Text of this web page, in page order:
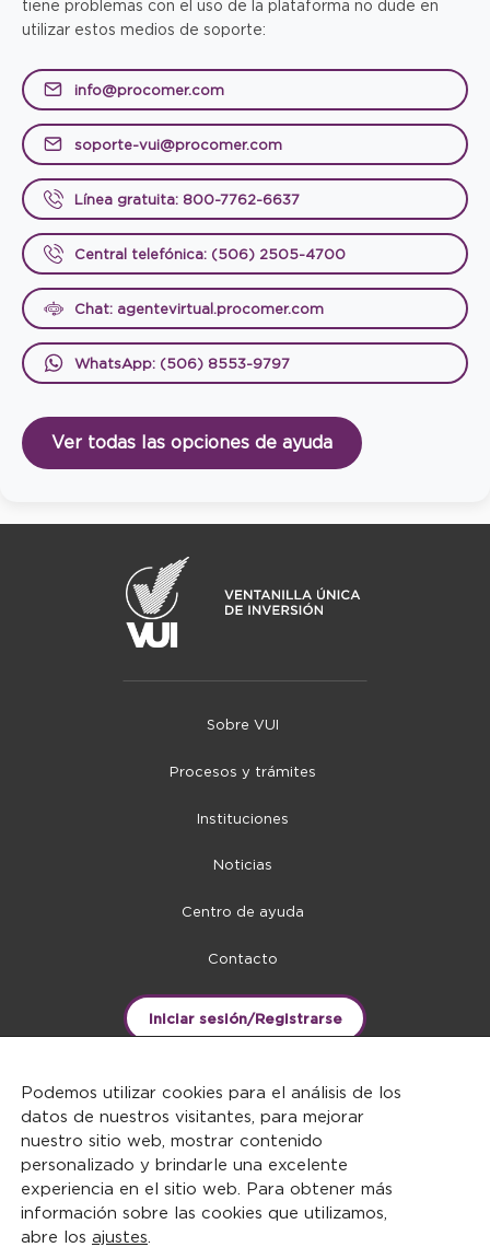
tiene problemas con el uso de la plataforma no dude en
utilizar estos medios de soporte:
info@procomer.com
soporte-vui@procomer.com
Línea gratuita: 800-7762-6637
Central telefónica: (506) 2505-4700
Chat: agentevirtual.procomer.com
WhatsApp: (506) 8553-9797
Ver todas las opciones de ayuda
Sobre VUI
Procesos y trámites
Instituciones
Noticias
Centro de ayuda
Contacto
Iniciar sesión/Registrarse
DERECHOS RESERVADOS ©2026
Podemos utilizar cookies para el análisis de los
datos de nuestros visitantes, para mejorar
nuestro sitio web, mostrar contenido
personalizado y brindarle una excelente
experiencia en el sitio web. Para obtener más
información sobre las cookies que utilizamos,
abre los ajustes.